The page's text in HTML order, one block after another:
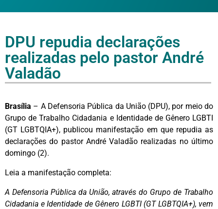
DPU repudia declarações
realizadas pelo pastor André
Valadão
Brasília – A Defensoria Pública da União (DPU), por meio do
Grupo de Trabalho Cidadania e Identidade de Gênero LGBTI
(GT LGBTQIA+), publicou manifestação em que repudia as
declarações do pastor André Valadão realizadas no último
domingo (2).
Leia a manifestação completa:
A Defensoria Pública da União, através do Grupo de Trabalho
Cidadania e Identidade de Gênero LGBTI (GT LGBTQIA+), vem